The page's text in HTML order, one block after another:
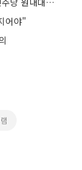
어야"